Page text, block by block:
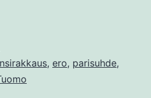
, ero, parisuhde,